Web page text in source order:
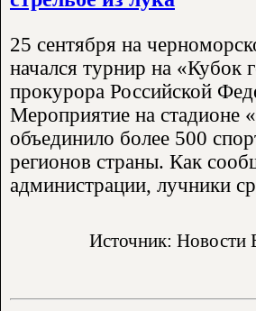
25 сентября на
начался турнир на «Кубок
прокурора Российской
Мероприятие на стадионе
объединило более 500
регионов страны. Как
администрации, лучники
Источник: Новости